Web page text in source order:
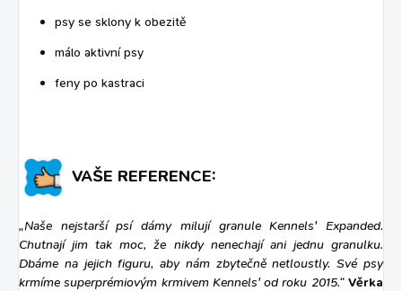
psy se sklony k obezitě
málo aktivní psy
feny po kastraci
VAŠE REFERENCE:
„Naše nejstarší psí dámy milují granule Kennels' Expanded.
Chutnají jim tak moc, že nikdy nenechají ani jednu granulku.
Dbáme na jejich figuru, aby nám zbytečně netloustly. Své psy
krmíme superprémiovým krmivem Kennels' od roku 2015.“ Věrka